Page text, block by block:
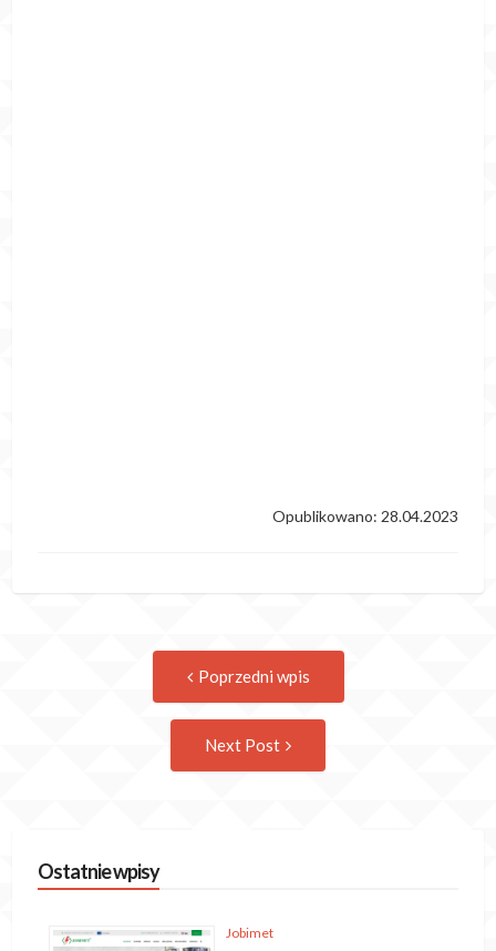
Opublikowano: 28.04.2023
navigation
Poprzedni wpis
Next Post
Ostatnie wpisy
Jobimet